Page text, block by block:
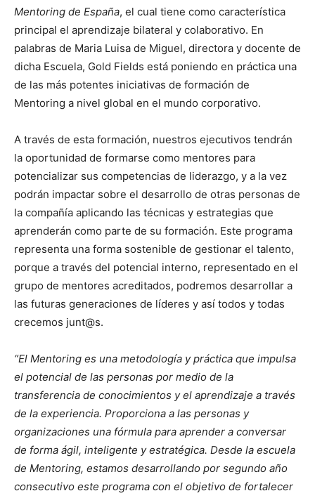
Mentoring de España, el cual tiene como característica
principal el aprendizaje bilateral y colaborativo. En
palabras de Maria Luisa de Miguel, directora y docente de
dicha Escuela, Gold Fields está poniendo en práctica una
de las más potentes iniciativas de formación de
Mentoring a nivel global en el mundo corporativo.
A través de esta formación, nuestros ejecutivos tendrán
la oportunidad de formarse como mentores para
potencializar sus competencias de liderazgo, y a la vez
podrán impactar sobre el desarrollo de otras personas de
la compañía aplicando las técnicas y estrategias que
aprenderán como parte de su formación. Este programa
representa una forma sostenible de gestionar el talento,
porque a través del potencial interno, representado en el
grupo de mentores acreditados, podremos desarrollar a
las futuras generaciones de líderes y así todos y todas
crecemos junt@s.
“El Mentoring es una metodología y práctica que impulsa
el potencial de las personas por medio de la
transferencia de conocimientos y el aprendizaje a través
de la experiencia. Proporciona a las personas y
organizaciones una fórmula para aprender a conversar
de forma ágil, inteligente y estratégica. Desde la escuela
de Mentoring, estamos desarrollando por segundo año
consecutivo este programa con el objetivo de fortalecer